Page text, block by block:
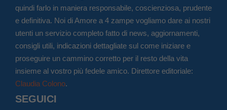
quindi farlo in maniera responsabile, coscienziosa, prudente
e definitiva. Noi di Amore a 4 zampe vogliamo dare ai nostri
utenti un servizio completo fatto di news, aggiornamenti,
consigli utili, indicazioni dettagliate sul come iniziare e
proseguire un cammino corretto per il resto della vita
insieme al vostro più fedele amico. Direttore editoriale:
Claudia Colono.
SEGUICI